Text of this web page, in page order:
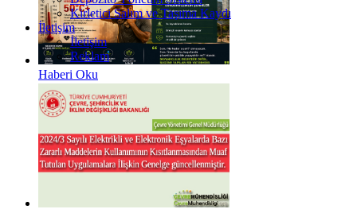
Haberi Oku
Kirletici Salım ve Taşıma Kaydı
İletişim
İletişim
Reklam